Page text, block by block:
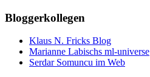
Bloggerkollegen
Klaus N. Fricks Blog
Marianne Labischs ml-universe
Serdar Somuncu im Web